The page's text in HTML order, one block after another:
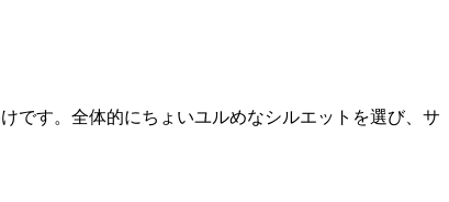
です。全体的にちょいユルめなシルエットを選び、サ